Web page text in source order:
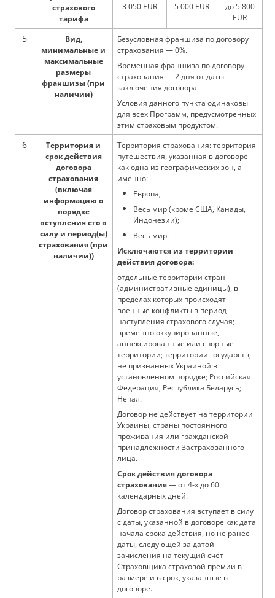
страхового
тарифа
3 050 EUR
5 000 EUR
до 5 800
EUR
5
Вид,
минимальные и
максимальные
размеры
франшизы (при
наличии)
Безусловная франшиза по договору
страхования — 0%.
Временная франшиза по договору
страхования — 2 дня от даты
заключения договора.
Условия данного пункта одинаковы
для всех Программ, предусмотренных
этим страховым продуктом.
6
Территория и
срок действия
договора
страхования
(включая
информацию о
порядке
вступления его в
силу и период(ы)
страхования (при
наличии))
Территория страхования: территория
путешествия, указанная в договоре
как одна из географических зон, а
именно:
Европа;
Весь мир (кроме США, Канады,
Индонезии);
Весь мир.
Исключаются из территории
действия договора:
отдельные территории стран
(административные единицы), в
пределах которых происходят
военные конфликты в период
наступления страхового случая;
временно оккупированные,
аннексированные или спорные
территории; территории государств,
не признанных Украиной в
установленном порядке; Российская
Федерация, Республика Беларусь;
Непал.
Договор не действует на территории
Украины, страны постоянного
проживания или гражданской
принадлежности Застрахованного
лица.
Срок действия договора
страхования— от 4-х до 60
календарных дней.
Договор страхования вступает в силу
с даты, указанной в договоре как дата
начала срока действия, но не ранее
даты, следующей за датой
зачисления на текущий счёт
Страховщика страховой премии в
размере и в срок, указанные в
договоре.